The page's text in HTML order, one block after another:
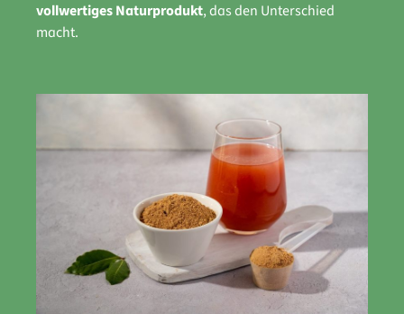
vollwertiges Naturprodukt, das den Unterschied
macht.